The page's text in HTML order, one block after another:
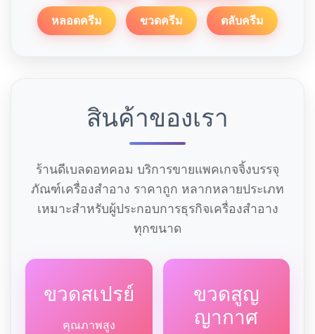
หลอดครีม ขวดครีม ตลับครีม
สินค้าของเรา
ร้านดีเบลดอทคอม บริการขายแพคเกจจิ้งบรรจุ
ภัณฑ์เครื่องสำอาง ราคาถูก หลากหลายประเภท
เหมาะสำหรับผู้ประกอบการธุรกิจเครื่องสำอาง
ทุกขนาด
ขวดสเปรย์
คุณภาพสูง
ขวดสูญ
ญากาศ